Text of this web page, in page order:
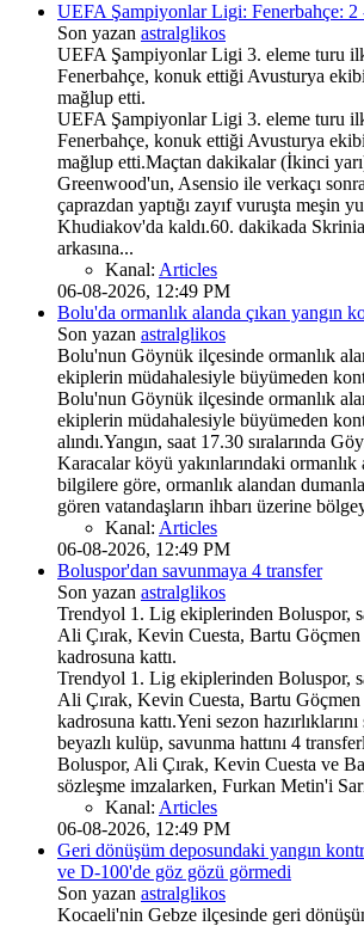
UEFA Şampiyonlar Ligi: Fenerbahçe: 2
Son yazan astralglikos
UEFA Şampiyonlar Ligi 3. eleme turu
Fenerbahçe, konuk ettiği Avusturya
mağlup etti.
UEFA Şampiyonlar Ligi 3. eleme turu
Fenerbahçe, konuk ettiği Avusturya
mağlup etti.Maçtan dakikalar (İkinci
Greenwood'un, Asensio ile verkaçı
çaprazdan yaptığı zayıf vuruşta meşin
Khudiakov'da kaldı.60. dakikada
arkasına...
Kanal: Articles
06-08-2026, 12:49 PM
Bolu'da ormanlık alanda çıkan yangın
Son yazan astralglikos
Bolu'nun Göynük ilçesinde ormanlık
ekiplerin müdahalesiyle büyümeden
Bolu'nun Göynük ilçesinde ormanlık
ekiplerin müdahalesiyle büyümeden
alındı.Yangın, saat 17.30 sıralarında
Karacalar köyü yakınlarındaki ormanlık
bilgilere göre, ormanlık alandan
gören vatandaşların ihbarı üzerine
Kanal: Articles
06-08-2026, 12:49 PM
Boluspor'dan savunmaya 4 transfer
Son yazan astralglikos
Trendyol 1. Lig ekiplerinden Boluspor,
Ali Çırak, Kevin Cuesta, Bartu
kadrosuna kattı.
Trendyol 1. Lig ekiplerinden Boluspor,
Ali Çırak, Kevin Cuesta, Bartu
kadrosuna kattı.Yeni sezon hazırlıklarını
beyazlı kulüp, savunma hattını 4
Boluspor, Ali Çırak, Kevin Cuesta ve
sözleşme imzalarken, Furkan Metin'i
Kanal: Articles
06-08-2026, 12:49 PM
Geri dönüşüm deposundaki yangın
ve D-100'de göz gözü görmedi
Son yazan astralglikos
Kocaeli'nin Gebze ilçesinde geri